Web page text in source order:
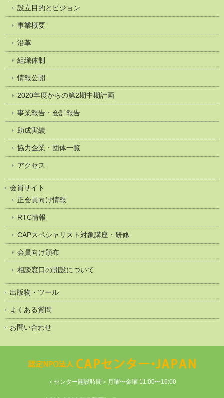
設立目的とビジョン
事業概要
沿革
組織体制
情報公開
2020年度からの第2期中期計画
事業報告・会計報告
助成実績
協力企業・団体一覧
アクセス
会員サイト
正会員向け情報
RTC情報
CAPスペシャリスト対象講座・研修
会員向け頒布
相談窓口の開設について
出版物・ツール
よくある質問
お問い合わせ
＜センター開設時間＞月曜〜金曜 11:00〜16:00